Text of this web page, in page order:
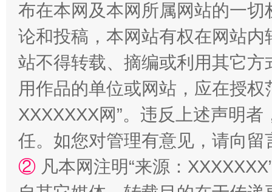
国家大学科技园优化重塑工作
布在本网及本网所属网站的一
论和投稿，本网站有权在网站
站不得转载、摘编或利用其它
用作品的单位或网站，应在授
XXXXXXX网”。违反上述声明
任。如您对管理有意见，请向
② 凡本网注明“来源：